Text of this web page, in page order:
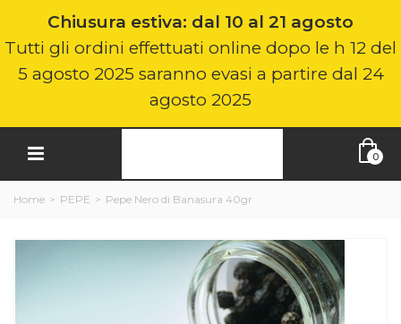
Chiusura estiva: dal 10 al 21 agosto
Tutti gli ordini effettuati online dopo le h 12 del
5 agosto 2025 saranno evasi a partire dal 24
agosto 2025
0
Home > PEPE > Pepe Nero di Banasura 40gr